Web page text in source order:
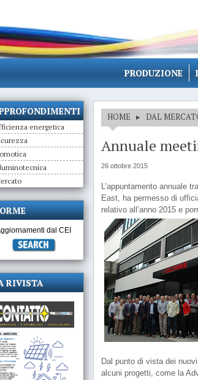
PRODUZIONE
HOME ▸ DAL
Annuale
26 ottobre 2015
L’appuntamento annuale
East, ha permesso di
relativo all’anno 2015 e
Dal punto di vista dei
alcuni progetti, come la
energetica
dal CEI
RIVISTA